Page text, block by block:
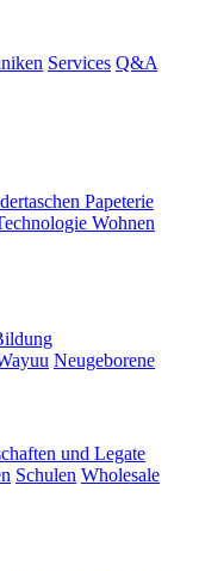
Services Q&A
Papeterie
Wohnen
Neugeborene
und Legate
Schulen Wholesale